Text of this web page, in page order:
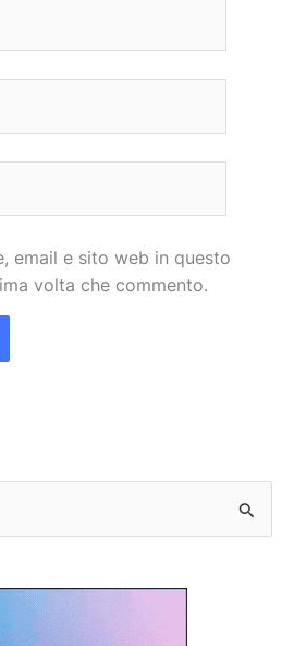
email e sito web in questo
volta che commento.